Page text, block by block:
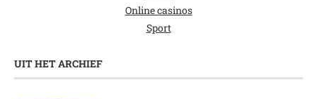
Online casinos
Sport
UIT HET ARCHIEF